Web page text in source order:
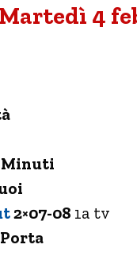
4
Minuti
2×07-08 1a tv